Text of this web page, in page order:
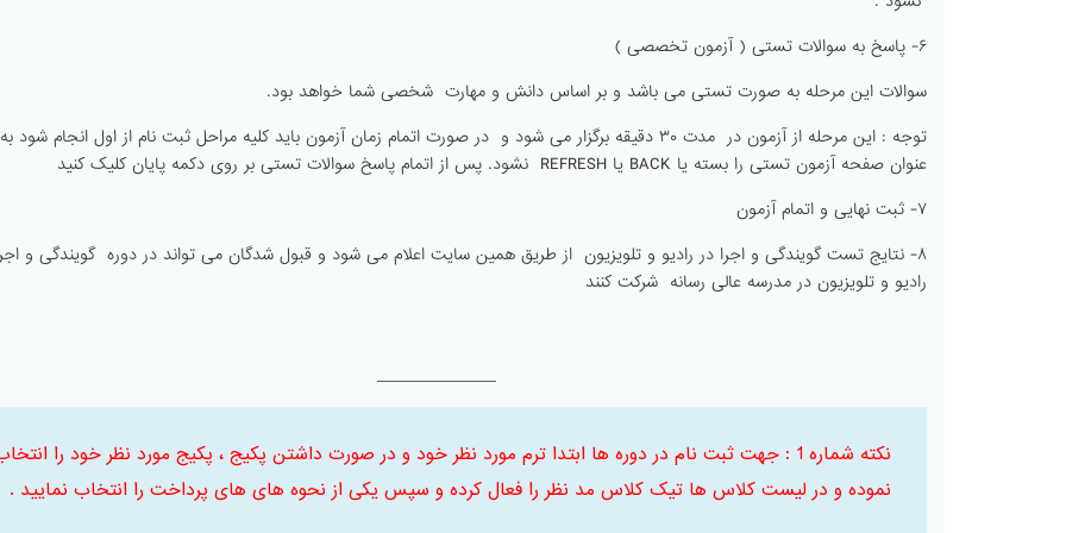
۶- پاسخ به سوالات تستی ( آزمون تخصصی )
سوالات این مرحله به صورت تستی می باشد و بر اساس دانش و مهارت شخصی شما خواهد بود.
توجه : این مرحله از آزمون در مدت ۳۰ دقیقه برگزار می شود و در صورت اتمام زمان آزمون باید کلیه مراحل ثبت نام از اول انجام
عنوان صفحه آزمون تستی را بسته یا BACK یا REFRESH نشود. پس از اتمام پاسخ سوالات تستی بر روی دکمه پایان کلیک کنید
۷- ثبت نهایی و اتمام آزمون
۸- نتایج تست گویندگی و اجرا در رادیو و تلویزیون از طریق همین سایت اعلام می شود و قبول شدگان می تواند در دوره گویندگی و
رادیو و تلویزیون در مدرسه عالی رسانه شرکت کنند
نکته شماره 1 : جهت ثبت نام در دوره ها ابتدا ترم مورد نظر خود و در صورت داشتن پکیج ، پکیج مورد نظر خود را
نموده و در لیست کلاس ها تیک کلاس مد نظر را فعال کرده و سپس یکی از نحوه های های پرداخت را انتخاب نمایید .